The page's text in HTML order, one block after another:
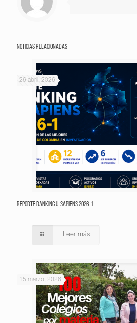
Noticias relacionadas
26 abril, 2026
Reporte Ranking U-Sapiens 2026-1
Leer más
15 marzo, 2026